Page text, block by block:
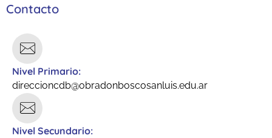
Contacto
Nivel Primario:
direccioncdb@obradonboscosanluis.edu.ar
Nivel Secundario: